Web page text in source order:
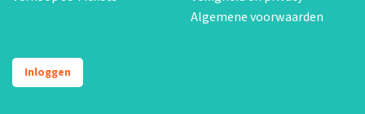
Algemene voorwaarden
Inloggen